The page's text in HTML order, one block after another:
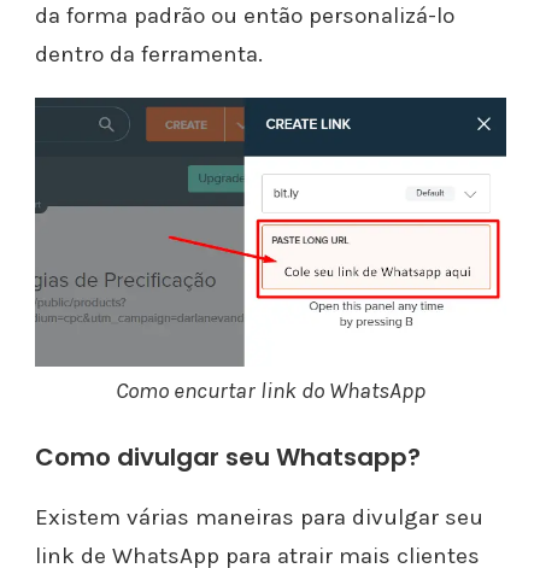
da forma padrão ou então personalizá-lo
dentro da ferramenta.
Como encurtar link do WhatsApp
Como divulgar seu Whatsapp?
Existem várias maneiras para divulgar seu
link de WhatsApp para atrair mais clientes